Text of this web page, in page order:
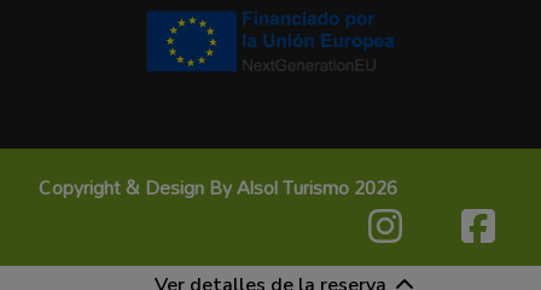
Copyright & Design By Alsol Turismo 2026